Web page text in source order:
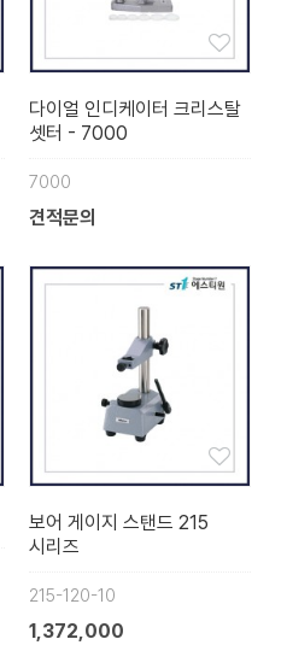
다이얼 인디케이터 크리스탈
셋터 - 7000
7000
견적문의
보어 게이지 스탠드 215
시리즈
215-120-10
1,372,000